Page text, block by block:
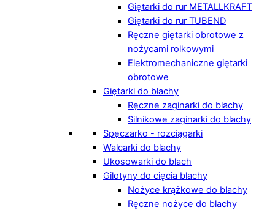
Giętarki do rur METALLKRAFT
Giętarki do rur TUBEND
Ręczne giętarki obrotowe z
nożycami rolkowymi
Elektromechaniczne giętarki
obrotowe
Giętarki do blachy
Ręczne zaginarki do blachy
Silnikowe zaginarki do blachy
Spęczarko - rozciągarki
Walcarki do blachy
Ukosowarki do blach
Gilotyny do cięcia blachy
Nożyce krążkowe do blachy
Ręczne nożyce do blachy